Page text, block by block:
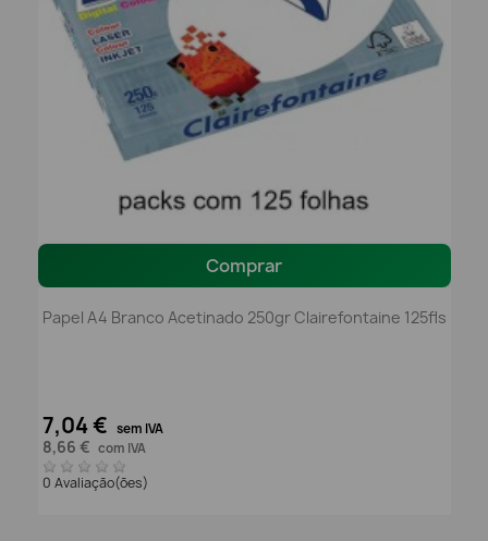
Comprar
Papel A4 Branco Acetinado 250gr Clairefontaine 125fls
7,04 € sem IVA
8,66 € com IVA
0 Avaliação(ões)